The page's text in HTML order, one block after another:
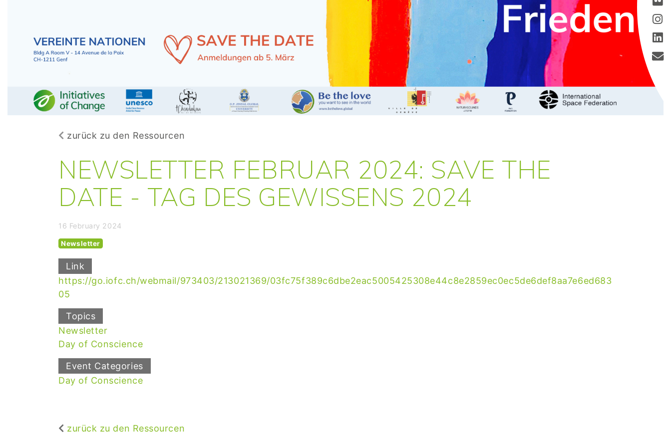
zurück zu den Ressourcen
NEWSLETTER FEBRUAR 2024: SAVE THE
DATE - TAG DES GEWISSENS 2024
16 February 2024
Newsletter
Link
https://go.iofc.ch/webmail/973403/213021369/03fc75f389c6dbe2eac5005425308e44c8e2859ec0ec5de6def8aa7e6ed683
05
Topics
Newsletter
Day of Conscience
Event Categories
Day of Conscience
zurück zu den Ressourcen